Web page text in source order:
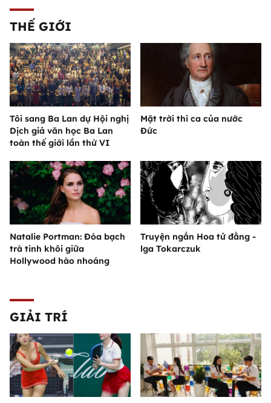
THẾ GIỚI
Tôi sang Ba Lan dự Hội nghị
Dịch giả văn học Ba Lan
toàn thế giới lần thứ VI
Mặt trời thi ca của nước
Đức
Natalie Portman: Đóa bạch
trà tinh khôi giữa
Hollywood hào nhoáng
Truyện ngắn Hoa tử đằng -
lga Tokarczuk
GIẢI TRÍ